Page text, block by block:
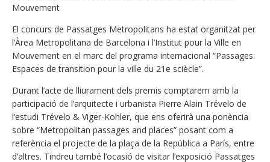
Mouvement
El concurs de Passatges Metropolitans ha estat organitzat per
l’Àrea Metropolitana de Barcelona i l’Institut pour la Ville en
Mouvement en el marc del programa internacional “Passages:
Espaces de transition pour la ville du 21e sciècle”.
Durant l’acte de lliurament dels premis comptarem amb la
participació de l’arquitecte i urbanista Pierre Alain Trévelo de
l’estudi Trévelo & Viger-Kohler, que ens oferirà una ponència
sobre “Metropolitan passages and places” posant com a
referència el projecte de la plaça de la República a París, entre
d’altres. Tindreu també l’ocasió de visitar l’exposició Passatges